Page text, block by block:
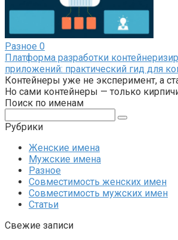
Разное 0
Платформа разработки
приложений: практический гид для
Контейнеры уже не эксперимент, а
Но сами контейнеры — только
Поиск по именам
Рубрики
Женские имена
Мужские имена
Разное
Совместимость женских имен
Совместимость мужских имен
Статьи
Свежие записи